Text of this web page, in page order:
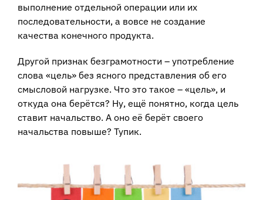
выполнение отдельной операции или их
последовательности, а вовсе не создание
качества конечного продукта.
Другой признак безграмотности – употребление
слова «цель» без ясного представления об его
смысловой нагрузке. Что это такое – «цель», и
откуда она берётся? Ну, ещё понятно, когда цель
ставит начальство. А оно её берёт своего
начальства повыше? Тупик.